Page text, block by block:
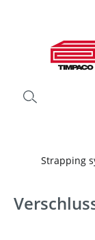
Strapping